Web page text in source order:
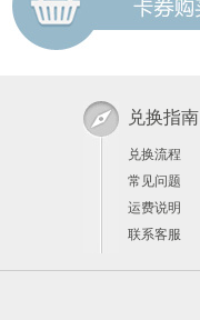
兑换指南
兑换流程
常见问题
运费说明
联系客服